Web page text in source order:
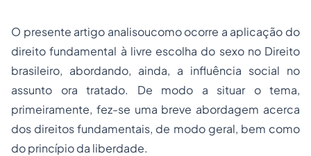
O presente artigo analisoucomo ocorre a aplicação do
direito fundamental à livre escolha do sexo no Direito
brasileiro, abordando, ainda, a influência social no
assunto ora tratado. De modo a situar o tema,
primeiramente, fez-se uma breve abordagem acerca
dos direitos fundamentais, de modo geral, bem como
do princípio da liberdade.